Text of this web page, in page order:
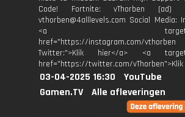
Code! Fortnite: vThorben (ad)
vthorben@4alllevels.com Social Media:
<a
href="https://instagram.com/vthorben
Twitter:">Klik hier</a> <a
href="https://twitter.com/
03-04-2025 16:30
YouTube
Gamen.TV
Alle afleveringen